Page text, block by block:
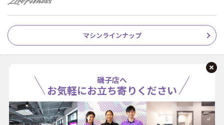
マシンラインナップ
磯子店へ
お気軽にお立ち寄りください